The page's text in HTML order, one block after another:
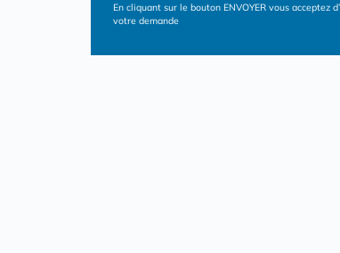
En cliquant sur le bouton ENVOYER vous
votre demande